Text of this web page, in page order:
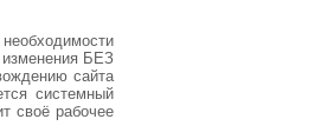
изменения БЕЗ
сайта
системный
своё рабочее